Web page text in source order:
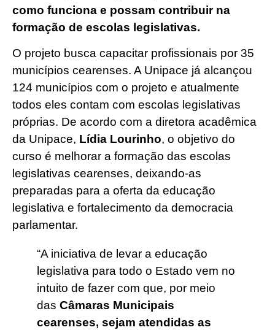
como funciona e possam contribuir na
formação de escolas legislativas.
O projeto busca capacitar profissionais por 35
municípios cearenses. A Unipace já alcançou
124 municípios com o projeto e atualmente
todos eles contam com escolas legislativas
próprias. De acordo com a diretora acadêmica
da Unipace, Lídia Lourinho, o objetivo do
curso é melhorar a formação das escolas
legislativas cearenses, deixando-as
preparadas para a oferta da educação
legislativa e fortalecimento da democracia
parlamentar.
“A iniciativa de levar a educação
legislativa para todo o Estado vem no
intuito de fazer com que, por meio
das Câmaras Municipais
cearenses, sejam atendidas as